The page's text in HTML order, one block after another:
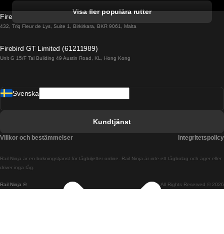
Tåg från Porto till Faro
Tåg från Barcelona till Madrid
Tåg från Budapest till Bratislava
Visa fler populära rutter
Firebird GT Limited (OC 1451)
432, Triq Fleur de Lys, Suite 1, Birkirkara, BKR 9061, Malta
Firebird GT Limited (61211989)
Unit G 15/F Tal Building 49 Austin Road, KL, Hong Kong
Rail Ninja ® All Rights Reserved © 2026
Rail Ninja är en bokningstjänst för tågbiljetter online. Rail Ninja är inte ett tågbolag och äger eller
driver inga tåg.
Svenska
Kundtjänst
Villkor och bestämmelser Integritetspolicy